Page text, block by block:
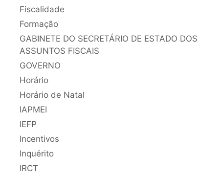
Fiscalidade
Formação
GABINETE DO SECRETÁRIO DE ESTADO DOS
ASSUNTOS FISCAIS
GOVERNO
Horário
Horário de Natal
IAPMEI
IEFP
Incentivos
Inquérito
IRCT